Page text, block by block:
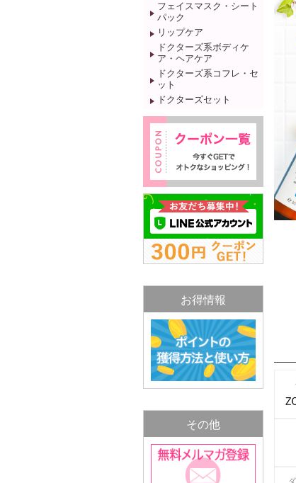
フェイスマスク・シート
パック
リップケア
ドクターズ系ボディケ
ア・ヘアケア
ドクターズ系コフレ・セ
ット
ドクターズセット
お得情報
その他